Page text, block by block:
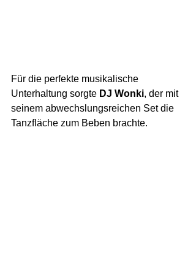
Für die perfekte musikalische
Unterhaltung sorgte DJ Wonki, der mit
seinem abwechslungsreichen Set die
Tanzfläche zum Beben brachte.